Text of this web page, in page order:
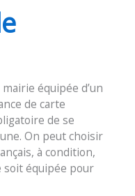
équipée d’un
de carte
de se
On peut choisir
à condition,
soit équipée pour